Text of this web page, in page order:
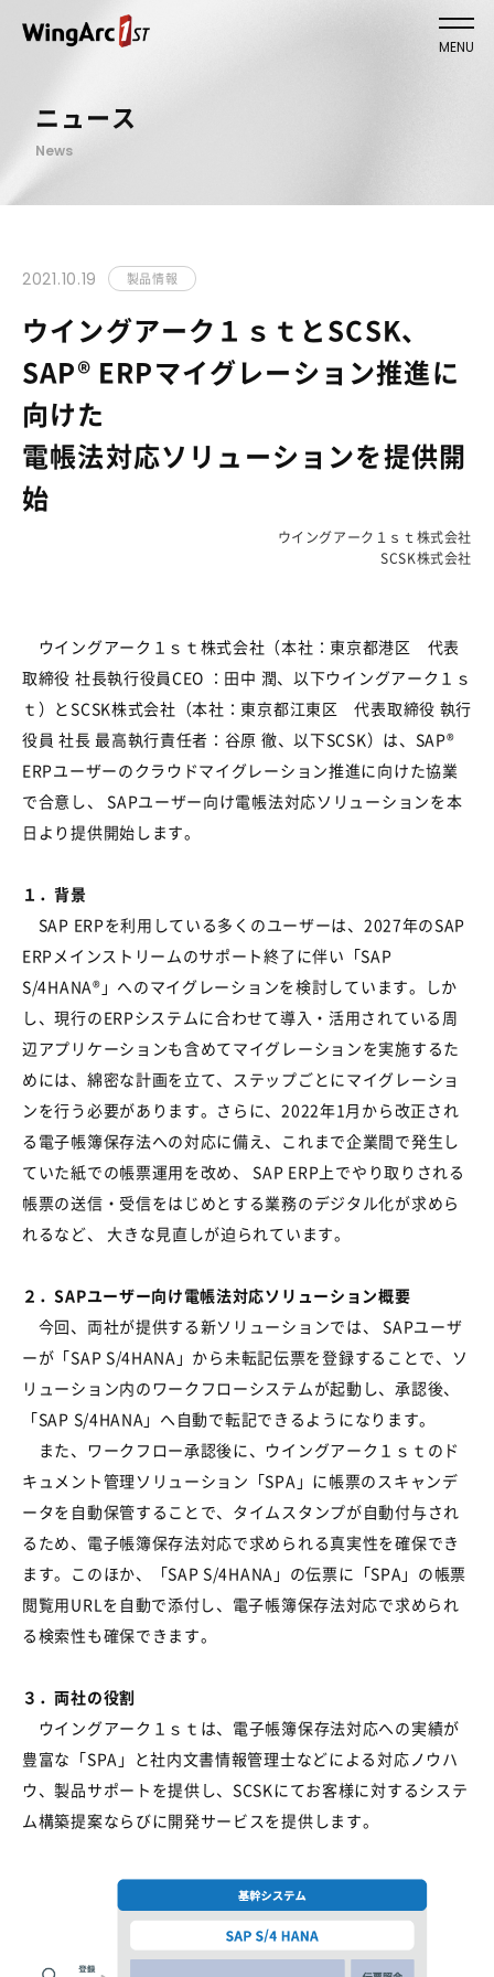
MENU
ニュース
News
2021.10.19 製品情報
ウイングアーク１ｓｔとSCSK、
SAP® ERPマイグレーション推進に
向けた
電帳法対応ソリューションを提供開
始
ウイングアーク１ｓｔ株式会社
SCSK株式会社
ウイングアーク１ｓｔ株式会社（本社：東京都港区 代表
取締役 社長執行役員CEO ：田中 潤、以下ウイングアーク１ｓ
ｔ）とSCSK株式会社（本社：東京都江東区 代表取締役 執行
役員 社長 最高執行責任者：谷原 徹、以下SCSK）は、SAP®
ERPユーザーのクラウドマイグレーション推進に向けた協業
で合意し、 SAPユーザー向け電帳法対応ソリューションを本
日より提供開始します。
１．背景
SAP ERPを利用している多くのユーザーは、2027年のSAP
ERPメインストリームのサポート終了に伴い「SAP
S/4HANA®」へのマイグレーションを検討しています。しか
し、現行のERPシステムに合わせて導入・活用されている周
辺アプリケーションも含めてマイグレーションを実施するた
めには、綿密な計画を立て、ステップごとにマイグレーショ
ンを行う必要があります。さらに、2022年1月から改正され
る電子帳簿保存法への対応に備え、これまで企業間で発生し
ていた紙での帳票運用を改め、 SAP ERP上でやり取りされる
帳票の送信・受信をはじめとする業務のデジタル化が求めら
れるなど、 大きな見直しが迫られています。
２．SAPユーザー向け電帳法対応ソリューション概要
今回、両社が提供する新ソリューションでは、 SAPユーザ
ーが「SAP S/4HANA」から未転記伝票を登録することで、ソ
リューション内のワークフローシステムが起動し、承認後、
「SAP S/4HANA」へ自動で転記できるようになります。
また、ワークフロー承認後に、ウイングアーク１ｓｔのド
キュメント管理ソリューション「SPA」に帳票のスキャンデ
ータを自動保管することで、タイムスタンプが自動付与され
るため、電子帳簿保存法対応で求められる真実性を確保でき
ます。このほか、「SAP S/4HANA」の伝票に「SPA」の帳票
閲覧用URLを自動で添付し、電子帳簿保存法対応で求められ
る検索性も確保できます。
３．両社の役割
ウイングアーク１ｓｔは、電子帳簿保存法対応への実績が
豊富な「SPA」と社内文書情報管理士などによる対応ノウハ
ウ、製品サポートを提供し、SCSKにてお客様に対するシステ
ム構築提案ならびに開発サービスを提供します。